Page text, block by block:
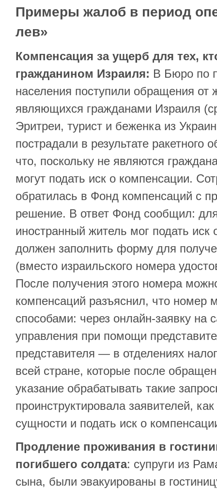
Примеры жалоб в период
лев»
Компенсация за ущерб для тех,
гражданином Израиля: В Бюро по
населения поступили обращения от
являющихся гражданами Израиля
Эритреи, турист и беженка из
пострадали в результате ракетного
что, поскольку не являются
могут подать иск о компенсации.
обратилась в Фонд компенсаций с
решение. В ответ Фонд сообщил:
иностранный житель мог подать иск
должен заполнить форму для
(вместо израильского номера
После получения этого номера
компенсаций разъяснил, что номер
способами: через онлайн-заявку на
управления при помощи
представителя — в отделениях
всей стране, которые после
указание обрабатывать такие
проинструктировала заявителей,
сущности и подать иск о
Продление проживания в
погибшего солдата: супруги из
сына, были эвакуированы в